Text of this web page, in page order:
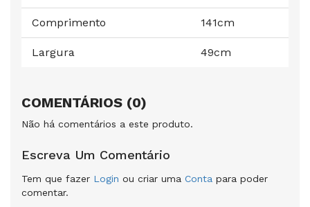
Comprimento 141cm
Largura 49cm
COMENTÁRIOS (0)
Não há comentários a este produto.
Escreva Um Comentário
Tem que fazer Login ou criar uma Conta para poder
comentar.